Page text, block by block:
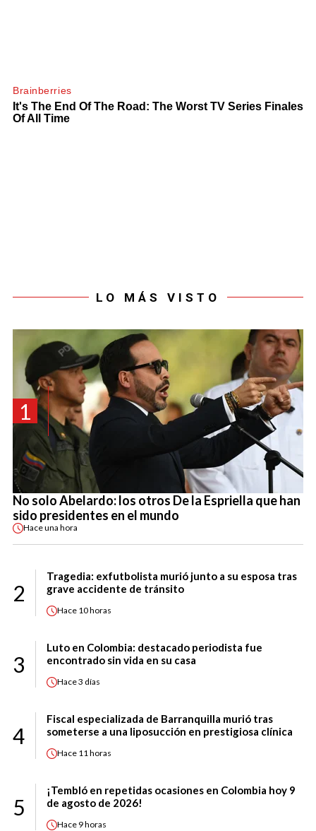
LO MÁS VISTO
1
No solo Abelardo: los otros De la Espriella que han
sido presidentes en el mundo
Haceuna hora
2
Tragedia: exfutbolista murió junto a su esposa tras
grave accidente de tránsito
Hace 10 horas
3
Luto en Colombia: destacado periodista fue
encontrado sin vida en su casa
Hace3 días
4
Fiscal especializada de Barranquilla murió tras
someterse a una liposucción en prestigiosa clínica
Hace 11 horas
5
¡Tembló en repetidas ocasiones en Colombia hoy 9
de agosto de 2026!
Hace 9 horas